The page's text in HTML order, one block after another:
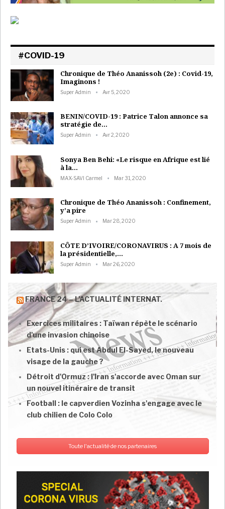
#COVID-19
Chronique de Théo Ananissoh (2e) : Covid-19,
Imaginons !
Super Admin Avr 5, 2020
BENIN/COVID-19 : Patrice Talon annonce sa
stratégie de…
Super Admin Avr 2, 2020
Sonya Ben Behi: «Le risque en Afrique est lié
à la…
MAX-SAVI Carmel Mar 31, 2020
Chronique de Théo Ananissoh : Confinement,
y’a pire
Super Admin Mar 28, 2020
CÔTE D’IVOIRE/CORONAVIRUS : A 7 mois de
la présidentielle,…
Super Admin Mar 26, 2020
FRANCE 24 – L’ACTUALITÉ INTERNAT.
Exercices militaires : Taïwan répète le scénario
d'une invasion chinoise
Etats-Unis : qui est Abdul El-Sayed, le nouveau
visage de la gauche ?
Détroit d'Ormuz : l'Iran s'accorde avec Oman sur
un nouvel itinéraire de transit
Football : le capverdien Vozinha s'engage avec le
club chilien de Colo Colo
Toute l'actualité de nos partenaires